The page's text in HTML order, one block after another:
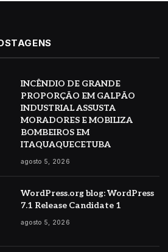
INCÊNDIO DE GRANDE
PROPORÇÃO EM GALPÃO
INDUSTRIAL ASSUSTA
MORADORES E MOBILIZA
BOMBEIROS EM
ITAQUAQUECETUBA
agosto 5, 2026
WordPress.org blog: WordPress
7.1 Release Candidate 1
agosto 5, 2026